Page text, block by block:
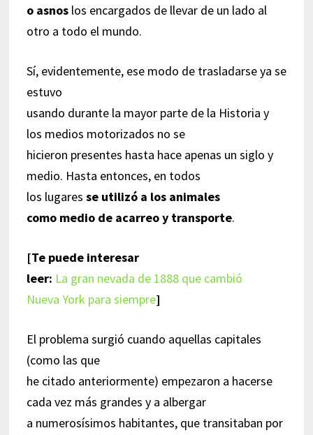
o asnoslos encargados de llevar de un lado al
otro a todo el mundo.
Sí, evidentemente, ese modo de trasladarse ya se
estuvo
usando durante la mayor parte de la Historia y
los medios motorizados no se
hicieron presentes hasta hace apenas un siglo y
medio. Hasta entonces, en todos
los lugares se utilizó a los animales
como medio de acarreo y transporte.
[Te puede interesar
leer: La gran nevada de 1888 que cambió
Nueva York para siempre]
El problema surgió cuando aquellas capitales
(como las que
he citado anteriormente) empezaron a hacerse
cada vez más grandes y a albergar
a numerosísimos habitantes, que transitaban por